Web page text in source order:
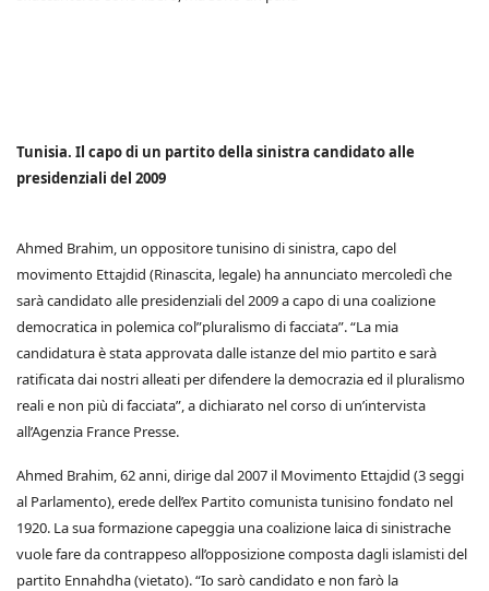
Tunisia. Il capo di un partito della sinistra candidato alle
presidenziali del 2009
Ahmed Brahim, un oppositore tunisino di sinistra, capo del
movimento Ettajdid (Rinascita, legale) ha annunciato mercoledì che
sarà candidato alle presidenziali del 2009 a capo di una coalizione
democratica in polemica col”pluralismo di facciata”. “La mia
candidatura è stata approvata dalle istanze del mio partito e sarà
ratificata dai nostri alleati per difendere la democrazia ed il pluralismo
reali e non più di facciata”, a dichiarato nel corso di un’intervista
all’Agenzia France Presse.
Ahmed Brahim, 62 anni, dirige dal 2007 il Movimento Ettajdid (3 seggi
al Parlamento), erede dell’ex Partito comunista tunisino fondato nel
1920. La sua formazione capeggia una coalizione laica di sinistrache
vuole fare da contrappeso all’opposizione composta dagli islamisti del
partito Ennahdha (vietato). “Io sarò candidato e non farò la